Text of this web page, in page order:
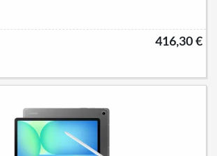
416,30 €